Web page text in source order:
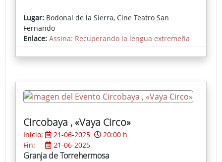
Lugar: Bodonal de la Sierra, Cine Teatro San
Fernando
Enlace: Assina: Recuperando la lengua extremeña
Circobaya , «Vaya Circo»
Inicio: 21-06-2025
20:00 h
Fin:
21-06-2025
Granja de Torrehermosa